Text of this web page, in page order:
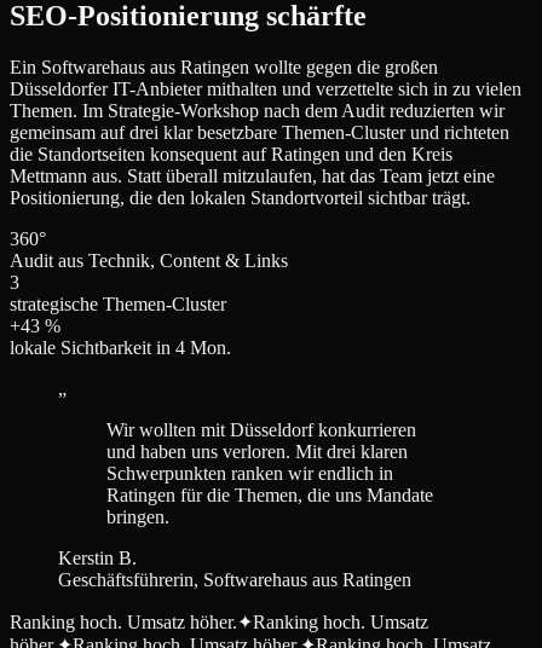
SEO-Positionierung schärfte
Ein Softwarehaus aus Ratingen wollte gegen die großen
Düsseldorfer IT-Anbieter mithalten und verzettelte sich in zu vielen
Themen. Im Strategie-Workshop nach dem Audit reduzierten wir
gemeinsam auf drei klar besetzbare Themen-Cluster und richteten
die Standortseiten konsequent auf Ratingen und den Kreis
Mettmann aus. Statt überall mitzulaufen, hat das Team jetzt eine
Positionierung, die den lokalen Standortvorteil sichtbar trägt.
360°
Audit aus Technik, Content & Links
3
strategische Themen-Cluster
+43 %
lokale Sichtbarkeit in 4 Mon.
„
Wir wollten mit Düsseldorf konkurrieren
und haben uns verloren. Mit drei klaren
Schwerpunkten ranken wir endlich in
Ratingen für die Themen, die uns Mandate
bringen.
Kerstin B.
Geschäftsführerin, Softwarehaus aus Ratingen
Ranking hoch. Umsatz höher.✦Ranking hoch. Umsatz